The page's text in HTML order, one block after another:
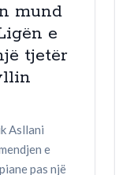
mund
e
tjetër
Asllani
e
pas një